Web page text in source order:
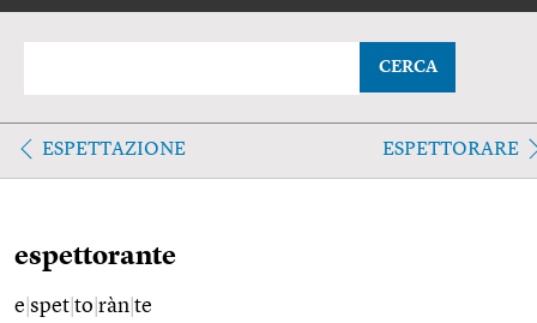
CERCA
ESPETTAZIONE ESPETTORARE
espettorante
e spet to ràn te